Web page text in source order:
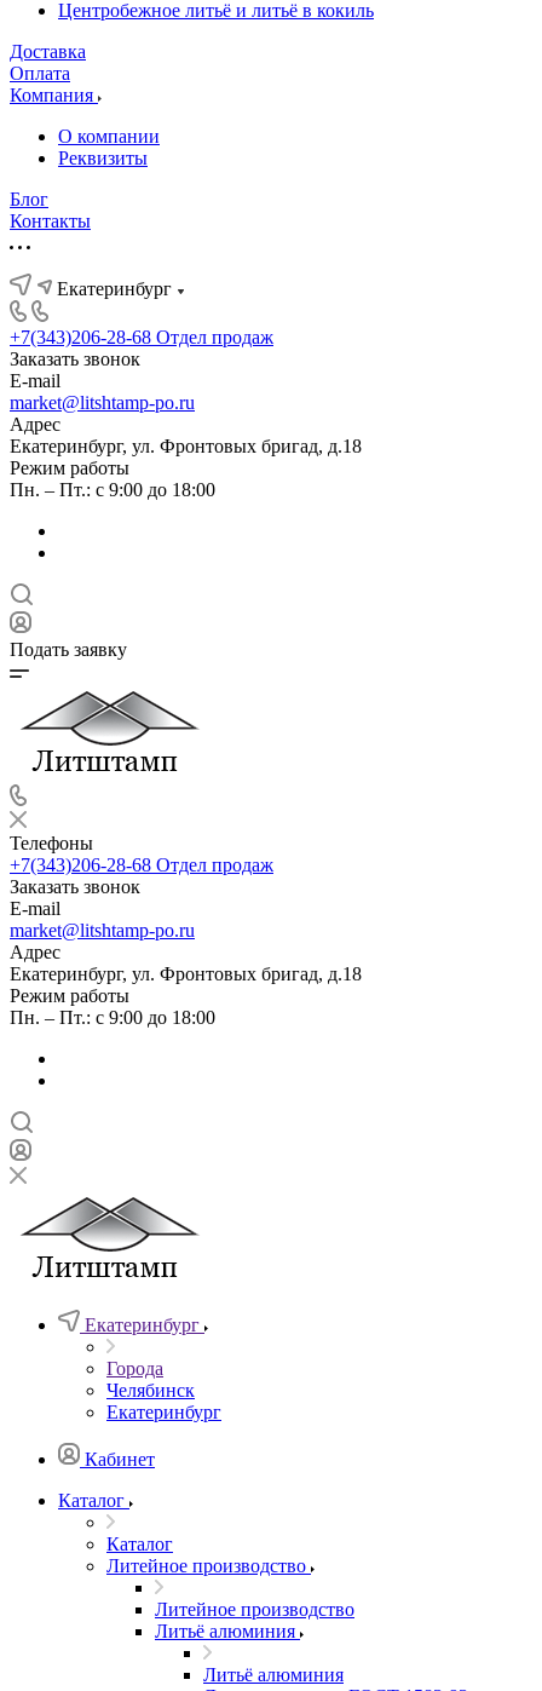
Центробежное литьё и литьё в кокиль
Доставка
Оплата
Компания
О компании
Реквизиты
Блог
Контакты
Екатеринбург
+7(343)206-28-68 Отдел продаж
Заказать звонок
E-mail
market@litshtamp-po.ru
Адрес
Екатеринбург, ул. Фронтовых бригад, д.18
Режим работы
Пн. – Пт.: с 9:00 до 18:00
Подать заявку
Телефоны
+7(343)206-28-68 Отдел продаж
Заказать звонок
E-mail
market@litshtamp-po.ru
Адрес
Екатеринбург, ул. Фронтовых бригад, д.18
Режим работы
Пн. – Пт.: с 9:00 до 18:00
Екатеринбург
Города
Челябинск
Екатеринбург
Кабинет
Каталог
Каталог
Литейное производство
Литейное производство
Литьё алюминия
Литьё алюминия